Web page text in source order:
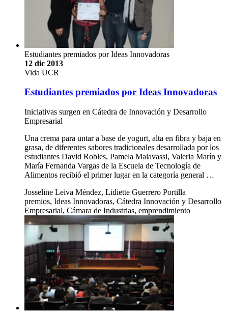
Estudiantes premiados por Ideas Innovadoras
12 dic 2013
Vida UCR
Estudiantes premiados por Ideas Innovadoras
Iniciativas surgen en Cátedra de Innovación y Desarrollo
Empresarial
Una crema para untar a base de yogurt, alta en fibra y baja en
grasa, de diferentes sabores tradicionales desarrollada por los
estudiantes David Robles, Pamela Malavassi, Valeria Marín y
María Fernanda Vargas de la Escuela de Tecnología de
Alimentos recibió el primer lugar en la categoría general …
Josseline Leiva Méndez, Lidiette Guerrero Portilla
premios, Ideas Innovadoras, Cátedra Innovación y Desarrollo
Empresarial, Cámara de Industrias, emprendimiento